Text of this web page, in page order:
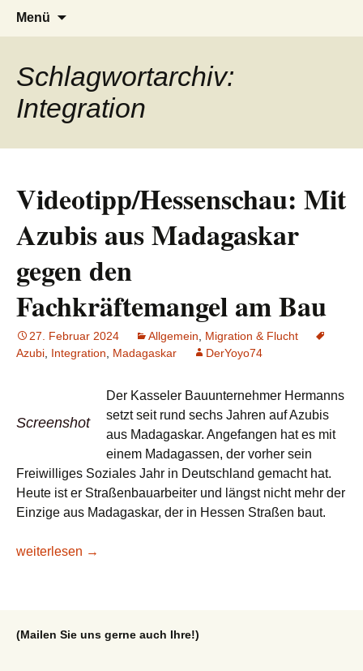
AFRICA live
Seit 1998: Aktuelles aus und mit Bezug
zu Afrika
Menü
Schlagwortarchiv:
Integration
Videotipp/Hessenschau: Mit
Azubis aus Madagaskar
gegen den
Fachkräftemangel am Bau
27. Februar 2024 Allgemein
Migration & Flucht
Azubi Integration Madagaskar DerYoyo74
Screenshot
Der Kasseler Bauunternehmer Hermanns
setzt seit rund sechs Jahren auf Azubis
aus Madagaskar. Angefangen hat es mit
einem Madagassen, der vorher sein
Freiwilliges Soziales Jahr in Deutschland gemacht hat.
Heute ist er Straßenbauarbeiter und längst nicht mehr der
Einzige aus Madagaskar, der in Hessen Straßen baut.
Videotipp/Hessenschau: Mit Azubis aus Madagaskar
weiterlesen →
(Mailen Sie uns gerne auch Ihre!)